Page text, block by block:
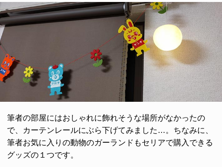
筆者の部屋にはおしゃれに飾れそうな場所がなかったの
で、カーテンレールにぶら下げてみました…。ちなみに、
筆者お気に入りの動物のガーランドもセリアで購入できる
グッズの１つです。